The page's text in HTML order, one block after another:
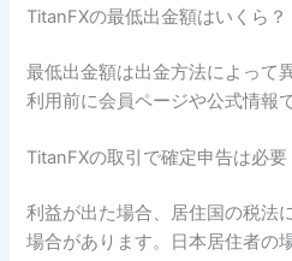
TitanFXの最低出金額はいくら？
最低出金額は出金方法によって
利用前に会員ページや公式情報
TitanFXの取引で確定申告は必要
利益が出た場合、居住国の税法
場合があります。日本居住者の